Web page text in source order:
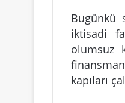
Bugünkü
iktisadi
olumsuz
finansman
kapıları